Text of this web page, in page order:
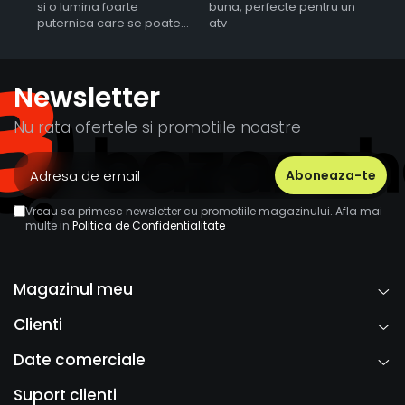
si o lumina foarte
puternica care se poate
buna, perfecte pentru un
atv
Newsletter
Nu rata ofertele si promotiile noastre
Vreau sa primesc newsletter cu promotiile magazinului. Afla mai
multe in Politica de Confidentialitate
Magazinul meu
Clienti
Date comerciale
Suport clienti